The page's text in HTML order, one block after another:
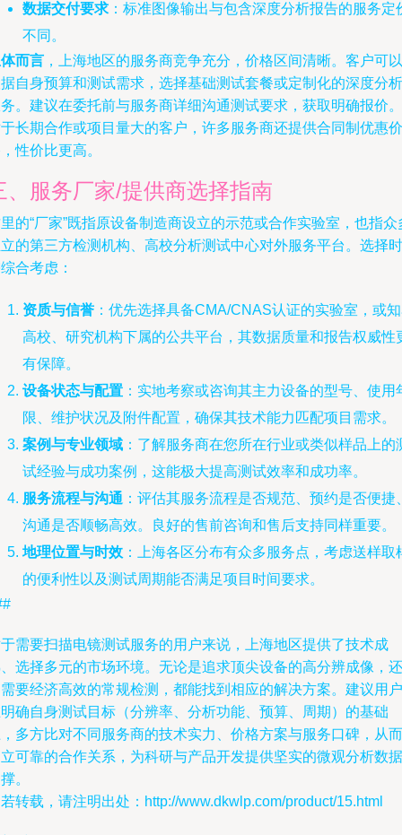
数据交付要求 ：标准图像输出与包含深度分析报告的服务定
不同。
而言 ，上海地区的服务商竞争充分，价格区间清晰。客户可以
自身预算和测试需求，选择基础测试套餐或定制化的深度分析
。建议在委托前与服务商详细沟通测试要求，获取明确报价。
长期合作或项目量大的客户，许多服务商还提供合同制优惠价
性价比更高。
、服务厂家/提供商选择指南
的“厂家”既指原设备制造商设立的示范或合作实验室，也指众
的第三方检测机构、高校分析测试中心对外服务平台。选择时
合考虑：
资质与信誉 ：优先选择具备CMA/CNAS认证的实验室，或
高校、研究机构下属的公共平台，其数据质量和报告权威性
有保障。
设备状态与配置 ：实地考察或咨询其主力设备的型号、使用
限、维护状况及附件配置，确保其技术能力匹配项目需求。
案例与专业领域 ：了解服务商在您所在行业或类似样品上的
试经验与成功案例，这能极大提高测试效率和成功率。
服务流程与沟通 ：评估其服务流程是否规范、预约是否便捷
沟通是否顺畅高效。良好的售前咨询和售后支持同样重要。
地理位置与时效 ：上海各区分布有众多服务点，考虑送样取
的便利性以及测试周期能否满足项目时间要求。
需要扫描电镜测试服务的用户来说，上海地区提供了技术成
选择多元的市场环境。无论是追求顶尖设备的高分辨成像，还
要经济高效的常规检测，都能找到相应的解决方案。建议用户
确自身测试目标（分辨率、分析功能、预算、周期）的基础
多方比对不同服务商的技术实力、价格方案与服务口碑，从而
可靠的合作关系，为科研与产品开发提供坚实的微观分析数据
。
转载，请注明出处：http://www.dkwlp.com/product/15.html